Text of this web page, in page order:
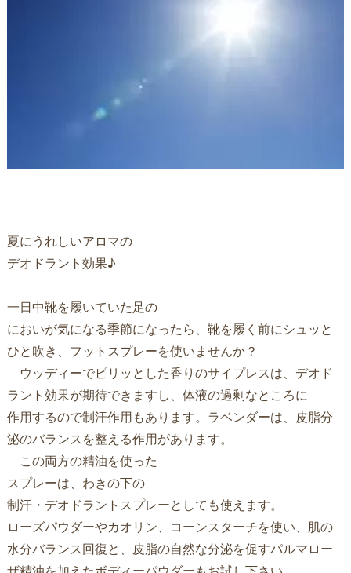
夏にうれしいアロマの
デオドラント効果♪
一日中靴を履いていた足の
においが気になる季節になったら、靴を履く前にシュッと
ひと吹き、フットスプレーを使いませんか？
ウッディーでピリッとした香りのサイプレスは、デオド
ラント効果が期待できますし、体液の過剰なところに
作用するので制汗作用もあります。ラベンダーは、皮脂分
泌のバランスを整える作用があります。
この両方の精油を使った
スプレーは、わきの下の
制汗・デオドラントスプレーとしても使えます。
ローズパウダーやカオリン、コーンスターチを使い、肌の
水分バランス回復と、皮脂の自然な分泌を促すパルマロー